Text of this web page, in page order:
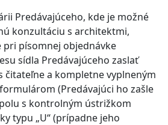
Predávajúceho, kde je možné
konzultáciu s architektmi,
pri písomnej objednávke
sídla Predávajúceho zaslať
čitateľne a kompletne vyplneným
(Predávajúci ho zašle
s kontrolným ústrižkom
typu „U“ (prípadne jeho